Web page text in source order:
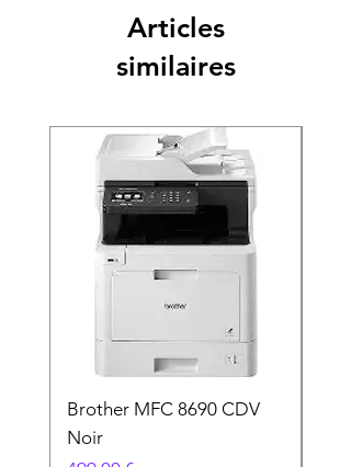
Articles
similaires
Brother MFC 8690 CDV
Noir